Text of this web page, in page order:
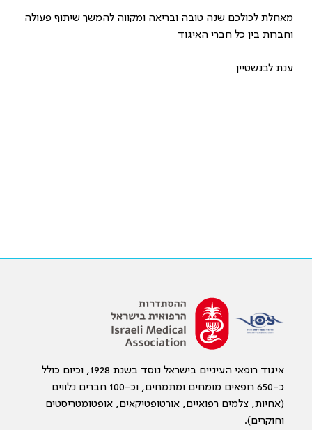
מאחלת לכולכם שנה טובה ובריאה ומקווה להמשך שיתוף פעולה
וחברות בין כל חברי האיגוד
ענת לבנשטיין
איגוד רופאי העיניים בישראל נוסד בשנת 1928, וכיום כולל
כ-650 רופאים מומחים ומתמחים, וכ-100 חברים נלווים
(אחיות, צלמים רפואיים, אורטופטיקאים, אופטומטריסטים
וחוקרים).